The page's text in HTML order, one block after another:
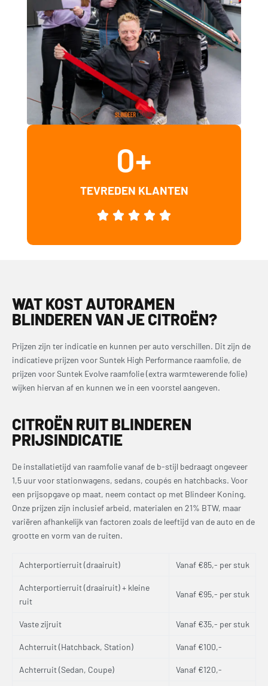
TEVREDEN KLANTEN
0+
WAT KOST AUTORAMEN
BLINDEREN VAN JECITROËN?
Prijzen zijn ter indicatie en kunnen per auto verschillen. Dit zijn de
indicatieve prijzen voor Suntek High Performance raamfolie, de
prijzen voor Suntek Evolve raamfolie (extra warmtewerende folie)
wijken hiervan af en kunnen we in een voorstel aangeven.
CITROËN RUIT BLINDEREN
PRIJSINDICATIE
De installatietijd van raamfolie vanaf de b-stijl bedraagt ongeveer
1,5 uur voor stationwagens, sedans, coupés en hatchbacks. Voor
een prijsopgave op maat, neem contact op met Blindeer Koning.
Onze prijzen zijn inclusief arbeid, materialen en 21% BTW, maar
variëren afhankelijk van factoren zoals de leeftijd van de auto en de
grootte en vorm van de ruiten.
Achterportierruit (draairuit) Vanaf €85,- per stuk
Achterportierruit (draairuit) + kleine
ruit
Vanaf €95,- per stuk
Vaste zijruit Vanaf €35,- per stuk
Achterruit (Hatchback, Station) Vanaf €100,-
Achterruit (Sedan, Coupe) Vanaf €120,-